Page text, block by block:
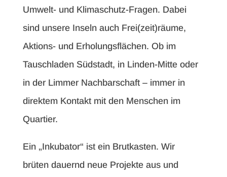
Umwelt- und Klimaschutz-Fragen. Dabei
sind unsere Inseln auch Frei(zeit)räume,
Aktions- und Erholungsflächen. Ob im
Tauschladen Südstadt, in Linden-Mitte oder
in der Limmer Nachbarschaft – immer in
direktem Kontakt mit den Menschen im
Quartier.
Ein „Inkubator“ ist ein Brutkasten. Wir
brüten dauernd neue Projekte aus und